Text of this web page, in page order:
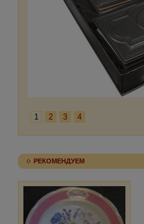
1 2 3 4
РЕКОМЕНДУЕМ